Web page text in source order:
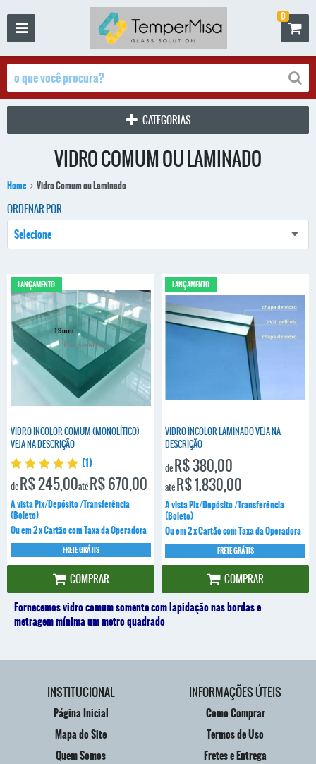
0
CATEGORIAS
VIDRO COMUM OU LAMINADO
Home Vidro Comum ou Laminado
ORDENAR POR
Selecione
LANÇAMENTO
VIDRO INCOLOR COMUM (MONOLÍTICO)
VEJA NA DESCRIÇÃO
(1)
deR$ 245,00atéR$ 670,00
A vista Pix/Depósito /Transferência
(Boleto)
Ou em 2 x Cartão com Taxa da Operadora
FRETE GRÁTIS
COMPRAR
LANÇAMENTO
VIDRO INCOLOR LAMINADO VEJA NA
DESCRIÇÃO
deR$ 380,00
atéR$ 1.830,00
A vista Pix/Depósito /Transferência
(Boleto)
Ou em 2 x Cartão com Taxa da Operadora
FRETE GRÁTIS
COMPRAR
Fornecemos vidro comum somente com lapidação nas bordas e
metragem mínima um metro quadrado
INSTITUCIONAL
Página Inicial
Mapa do Site
Quem Somos
INFORMAÇÕES ÚTEIS
Como Comprar
Termos de Uso
Fretes e Entrega